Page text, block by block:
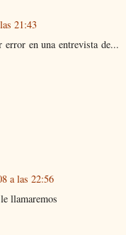
21:43
en una entrevista de...
a las 22:56
llamaremos